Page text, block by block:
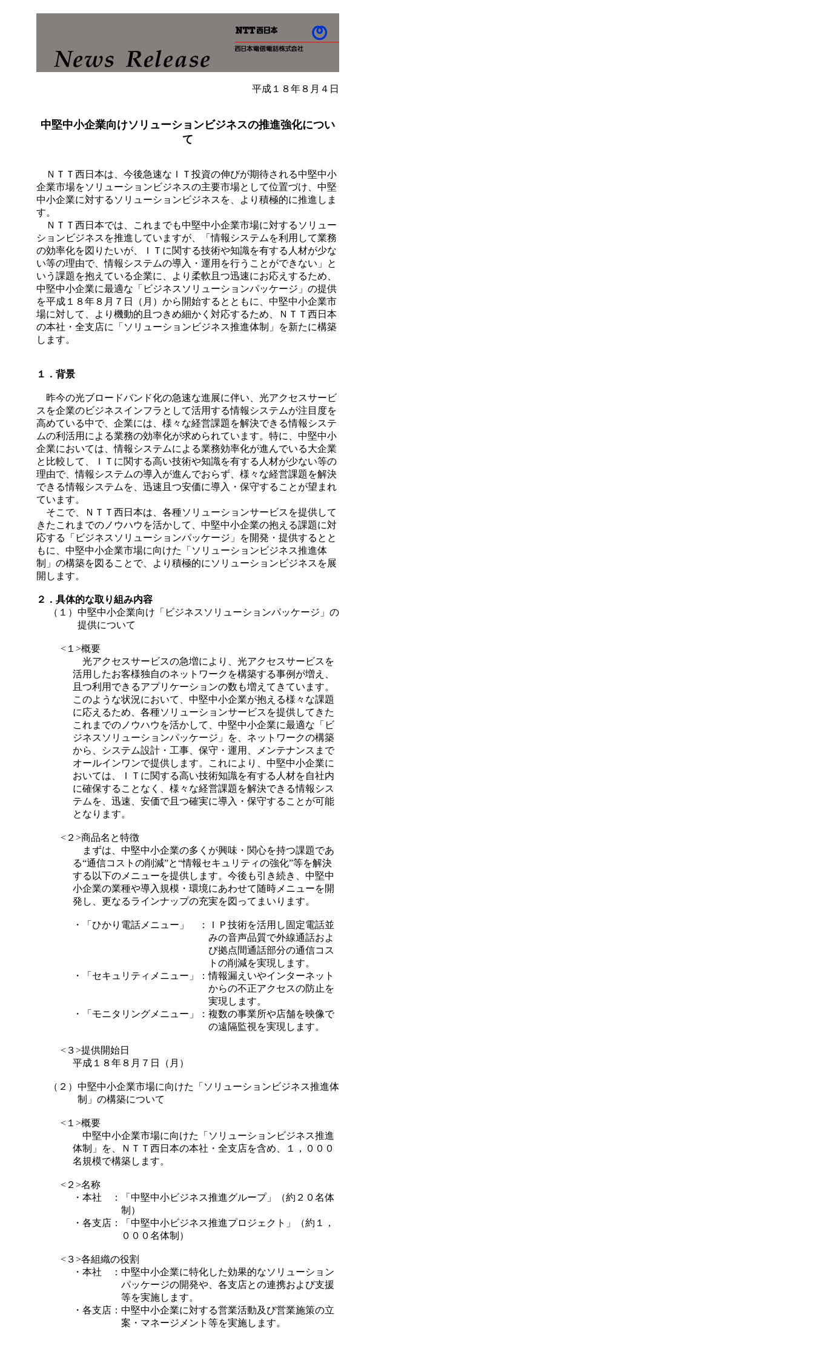
平成１８年８月４日
中堅中小企業向けソリューションビジネスの推進強化につい
て
ＮＴＴ西日本は、今後急速なＩＴ投資の伸びが期待される中堅中小
企業市場をソリューションビジネスの主要市場として位置づけ、中堅
中小企業に対するソリューションビジネスを、より積極的に推進しま
す。
ＮＴＴ西日本では、これまでも中堅中小企業市場に対するソリュー
ションビジネスを推進していますが、「情報システムを利用して業務
の効率化を図りたいが、ＩＴに関する技術や知識を有する人材が少な
い等の理由で、情報システムの導入・運用を行うことができない」と
いう課題を抱えている企業に、より柔軟且つ迅速にお応えするため、
中堅中小企業に最適な「ビジネスソリューションパッケージ」の提供
を平成１８年８月７日（月）から開始するとともに、中堅中小企業市
場に対して、より機動的且つきめ細かく対応するため、ＮＴＴ西日本
の本社・全支店に「ソリューションビジネス推進体制」を新たに構築
します。
１．背景
昨今の光ブロードバンド化の急速な進展に伴い、光アクセスサービ
スを企業のビジネスインフラとして活用する情報システムが注目度を
高めている中で、企業には、様々な経営課題を解決できる情報システ
ムの利活用による業務の効率化が求められています。特に、中堅中小
企業においては、情報システムによる業務効率化が進んでいる大企業
と比較して、ＩＴに関する高い技術や知識を有する人材が少ない等の
理由で、情報システムの導入が進んでおらず、様々な経営課題を解決
できる情報システムを、迅速且つ安価に導入・保守することが望まれ
ています。
そこで、ＮＴＴ西日本は、各種ソリューションサービスを提供して
きたこれまでのノウハウを活かして、中堅中小企業の抱える課題に対
応する「ビジネスソリューションパッケージ」を開発・提供するとと
もに、中堅中小企業市場に向けた「ソリューションビジネス推進体
制」の構築を図ることで、より積極的にソリューションビジネスを展
開します。
２．具体的な取り組み内容
（１） 中堅中小企業向け「ビジネスソリューションパッケージ」の
提供について
<１>概要
光アクセスサービスの急増により、光アクセスサービスを
活用したお客様独自のネットワークを構築する事例が増え、
且つ利用できるアプリケーションの数も増えてきています。
このような状況において、中堅中小企業が抱える様々な課題
に応えるため、各種ソリューションサービスを提供してきた
これまでのノウハウを活かして、中堅中小企業に最適な「ビ
ジネスソリューションパッケージ」を、ネットワークの構築
から、システム設計・工事、保守・運用、メンテナンスまで
オールインワンで提供します。これにより、中堅中小企業に
おいては、ＩＴに関する高い技術知識を有する人材を自社内
に確保することなく、様々な経営課題を解決できる情報シス
テムを、迅速、安価で且つ確実に導入・保守することが可能
となります。
<２>商品名と特徴
まずは、中堅中小企業の多くが興味・関心を持つ課題であ
る“通信コストの削減”と“情報セキュリティの強化”等を解決
する以下のメニューを提供します。今後も引き続き、中堅中
小企業の業種や導入規模・環境にあわせて随時メニューを開
発し、更なるラインナップの充実を図ってまいります。
・ 「ひかり電話メニュー」 ：
ＩＰ技術を活用し固定電話並
みの音声品質で外線通話およ
び拠点間通話部分の通信コス
トの削減を実現します。
・
「セキュリティメニュー」 ：情報漏えいやインターネット
からの不正アクセスの防止を
実現します。
・
「モニタリングメニュー」 ： 複数の事業所や店舗を映像で
の遠隔監視を実現します。
<３>提供開始日
平成１８年８月７日（月）
（２） 中堅中小企業市場に向けた「ソリューションビジネス推進体
制」の構築について
<１>概要
中堅中小企業市場に向けた「ソリューションビジネス推進
体制」を、ＮＴＴ西日本の本社・全支店を含め、１，０００
名規模で構築します。
<２>名称
・ 本社 ：
「中堅中小ビジネス推進グループ」（約２０名体
制）
・ 各支店 ：
「中堅中小ビジネス推進プロジェクト」（約１，
０００名体制）
<３>各組織の役割
・ 本社 ： 中堅中小企業に特化した効果的なソリューション
パッケージの開発や、各支店との連携および支援
等を実施します。
・ 各支店 ： 中堅中小企業に対する営業活動及び営業施策の立
案・マネージメント等を実施します。